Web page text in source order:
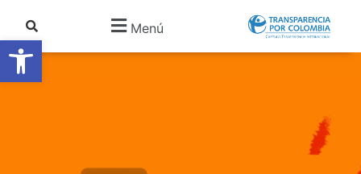
Abrir barra de herramientas
Menú